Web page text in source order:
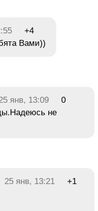
+4
Вами))
янв, 13:09
0
не
25 янв, 13:21 +1